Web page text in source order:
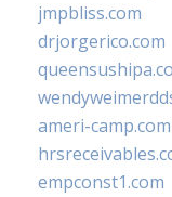
jmpbliss.com
drjorgerico.com
ameri-camp.com
empconst1.com